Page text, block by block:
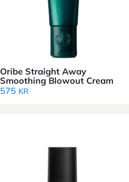
Oribe Straight Away
Smoothing Blowout Cream
575 KR